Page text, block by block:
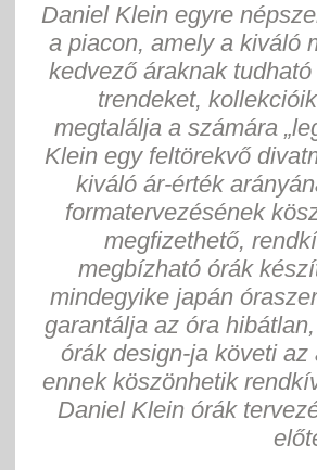
Daniel Klein egyre
a piacon, amely a kiváló
kedvező áraknak
trendeket,
megtalálja a számára
Klein egy feltörekvő
kiváló ár-érték
formatervezésének
megfizethető,
megbízható órák
mindegyike japán
garantálja az óra
órák design-ja követi
ennek köszönhetik
Daniel Klein órák